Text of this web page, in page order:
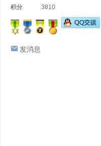
积分 3810
发消息